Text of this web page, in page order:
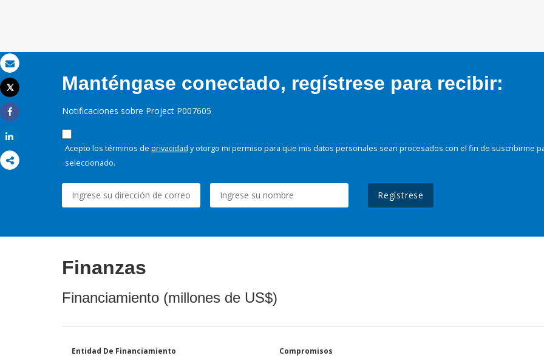
Correo electrónico
Imprimir
Tweet
Share
Manténgase conectado, regístrese para recibir:
Notificaciones sobre Project P007605
Acepto los términos de privacidad y otorgo mi permiso para que mis datos personales sean procesados con el fin de suscribirme
seleccionado.
Regístrese
Finanzas
Financiamiento (millones de US$)
Entidad De Financiamiento Compromisos